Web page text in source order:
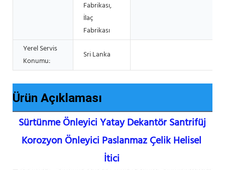
Fabrikası,
İlaç
Fabrikası
Yerel Servis
Konumu:
Sri Lanka
Ürün Açıklaması
Sürtünme Önleyici Yatay Dekantör Santrifüj
Korozyon Önleyici Paslanmaz Çelik Helisel
İtici